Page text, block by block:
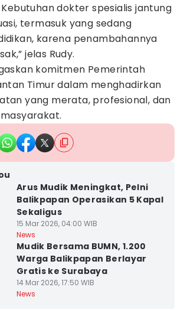
dokter spesialis jantung
termasuk yang sedang
karena penambahannya
jelas Rudy.
komitmen Pemerintah
Timur dalam menghadirkan
yang merata, profesional, dan
Arus Mudik Meningkat, Pelni
Balikpapan Operasikan 5 Kapal
Sekaligus
15 Mar 2026, 04:00 WIB
News
Mudik Bersama BUMN, 1.200
Warga Balikpapan Berlayar
Gratis ke Surabaya
14 Mar 2026, 17:50 WIB
News